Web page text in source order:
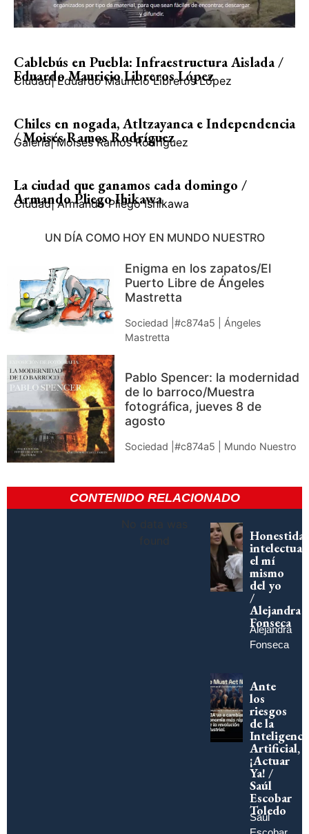
Cablebús en Puebla: Infraestructura Aislada /
Eduardo Mauricio Libreros López
Ciudad| Eduardo Mauricio Libreros López
Chiles en nogada, Atltzayanca e Independencia
/ Moisés Ramos Rodríguez
Galería| Moisés Ramos Rodríguez
La ciudad que ganamos cada domingo /
Armando Pliego Ihikawa
Ciudad| Armando Pliego Ishikawa
UN DÍA COMO HOY EN MUNDO NUESTRO
Enigma en los zapatos/El
Puerto Libre de Ángeles
Mastretta
Sociedad |#c874a5 | Ángeles
Mastretta
Pablo Spencer: la modernidad
de lo barroco/Muestra
fotográfica, jueves 8 de
agosto
Sociedad |#c874a5 | Mundo Nuestro
CONTENIDO RELACIONADO
No data was
found
intelectual:
el mí
mismo
del yo
/
Alejandra
Fonseca
Alejandra
Fonseca
Ante
los
riesgos
de la
Artificial,
¡Actuar
Ya! /
Saúl
Escobar
Toledo
Saúl